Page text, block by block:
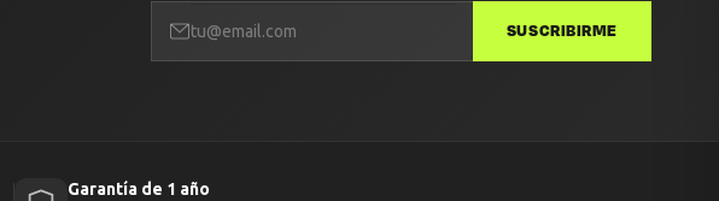
SUSCRIBIRME
Garantía de 1 año